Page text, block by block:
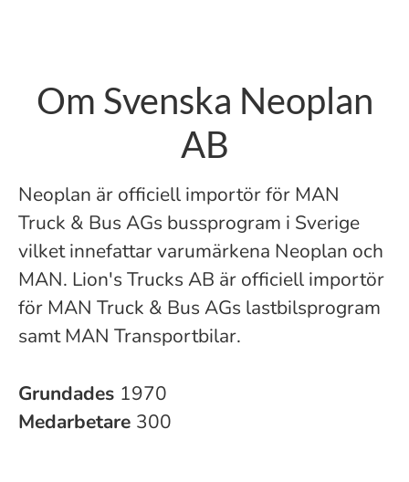
Om Svenska Neoplan
AB
Neoplan är officiell importör för MAN
Truck & Bus AGs bussprogram i Sverige
vilket innefattar varumärkena Neoplan och
MAN. Lion's Trucks AB är officiell importör
för MAN Truck & Bus AGs lastbilsprogram
samt MAN Transportbilar.
Grundades 1970
Medarbetare 300